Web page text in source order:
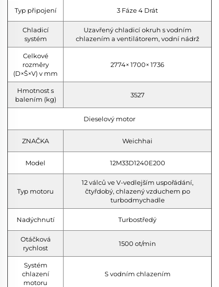
Typ připojení 3 Fáze 4 Drát
Chladicí
systém
Uzavřený chladicí okruh s vodním
chlazením a ventilátorem, vodní nádrž
Celkové
rozměry
(D×Š×V) v mm
2774× 1700× 1736
Hmotnost s
balením (kg)
3527
Dieselový motor
ZNAČKA Weichhai
Model 12M33D1240E200
Typ motoru
12 válců ve V-vedlejším uspořádání,
čtyřdobý, chlazený vzduchem po
turbodmychadle
Nadýchnutí Turbostředý
Otáčková
rychlost
1500 ot/min
Systém
chlazení
motoru
S vodním chlazením